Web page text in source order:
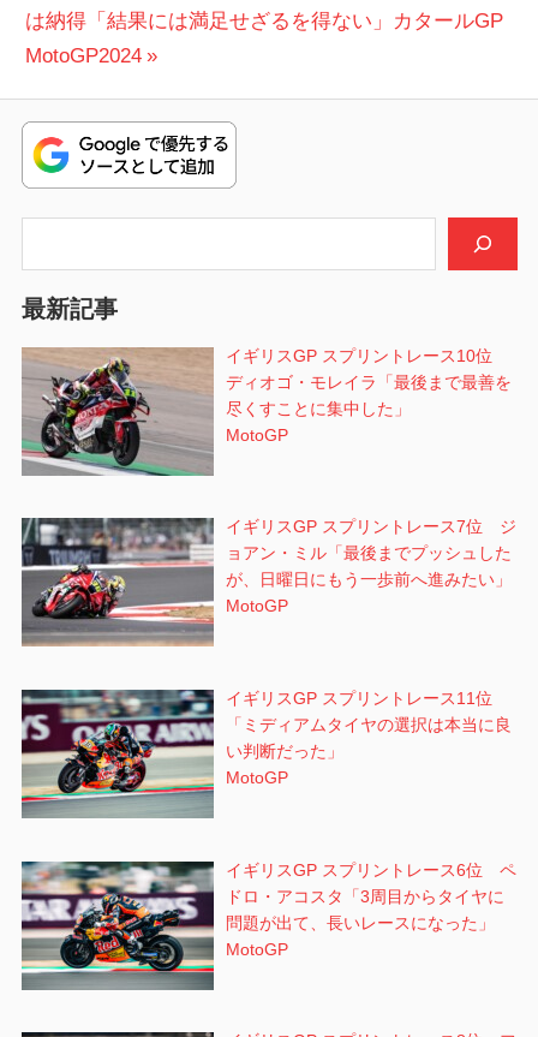
ビ
ゲ
ー
シ
ョ
ン
の
投
は納得「結果には満足せざるを得ない」カタールGP
MotoGP2024
最新記事
イギリスGP スプリントレース10位
ディオゴ・モレイラ「最後まで最善を
尽くすことに集中した」
MotoGP
イギリスGP スプリントレース7位 ジ
ョアン・ミル「最後までプッシュした
が、日曜日にもう一歩前へ進みたい」
MotoGP
イギリスGP スプリントレース11位
「ミディアムタイヤの選択は本当に良
い判断だった」
MotoGP
イギリスGP スプリントレース6位 ペ
ドロ・アコスタ「3周目からタイヤに
問題が出て、長いレースになった」
MotoGP